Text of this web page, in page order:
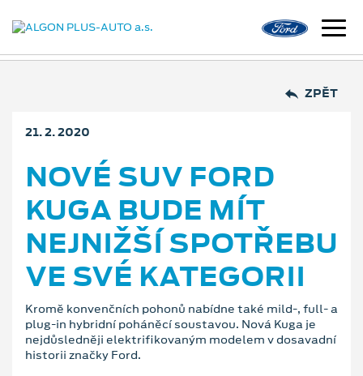
ZPĚT
21. 2. 2020
NOVÉ SUV FORD
KUGA BUDE MÍT
NEJNIŽŠÍ SPOTŘEBU
VE SVÉ KATEGORII
Kromě konvenčních pohonů nabídne také mild-, full- a
plug-in hybridní poháněcí soustavou. Nová Kuga je
nejdůsledněji elektrifikovaným modelem v dosavadní
historii značky Ford.